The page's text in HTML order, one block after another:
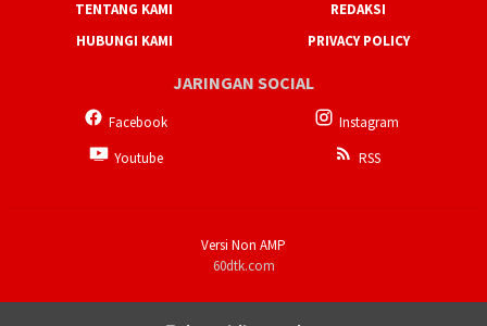
TENTANG KAMI
REDAKSI
HUBUNGI KAMI
PRIVACY POLICY
JARINGAN SOCIAL
Facebook
Instagram
Youtube
RSS
Versi Non AMP
60dtk.com